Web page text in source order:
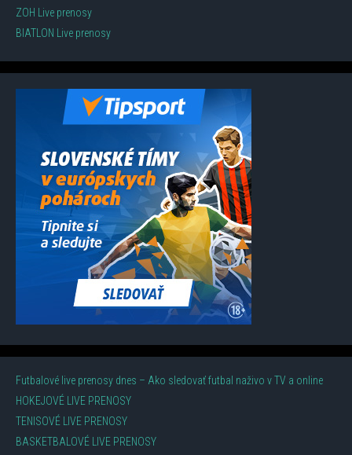
ZOH Live prenosy
BIATLON Live prenosy
Futbalové live prenosy dnes – Ako sledovať futbal naživo v TV a online
HOKEJOVÉ LIVE PRENOSY
TENISOVÉ LIVE PRENOSY
BASKETBALOVÉ LIVE PRENOSY